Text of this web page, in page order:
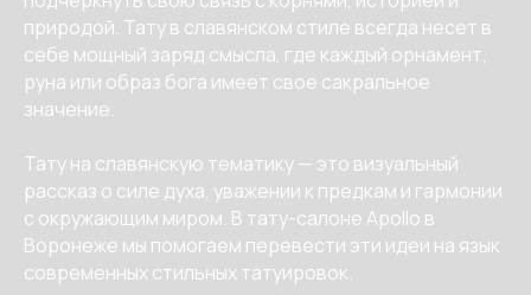
природой. Тату в славянском стиле всегда несет в
себе мощный заряд смысла, где каждый орнамент,
руна или образ бога имеет свое сакральное
значение.
Тату на славянскую тематику — это визуальный
рассказ о силе духа, уважении к предкам и гармонии
с окружающим миром. В тату-салоне Apollo в
Воронеже мы помогаем перевести эти идеи на язык
современных стильных татуировок.